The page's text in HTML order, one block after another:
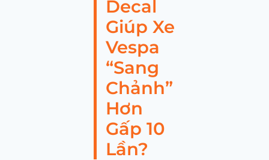
Decal
Giúp Xe
Vespa
“Sang
Chảnh”
Hơn
Gấp 10
Lần?